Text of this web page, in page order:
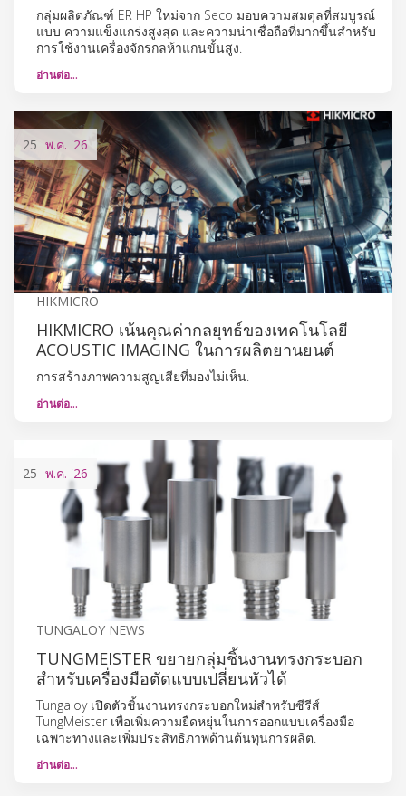
กลุ่มผลิตภัณฑ์ ER HP ใหม่จาก Seco มอบความสมดุลที่สมบูรณ์
แบบ ความแข็งแกร่งสูงสุด และความน่าเชื่อถือที่มากขึ้นสำหรับ
การใช้งานเครื่องจักรกลห้าแกนขั้นสูง.
อ่านต่อ…
25 พ.ค. '26
HIKMICRO
HIKMICRO เน้นคุณค่ากลยุทธ์ของเทคโนโลยี
ACOUSTIC IMAGING ในการผลิตยานยนต์
การสร้างภาพความสูญเสียที่มองไม่เห็น.
อ่านต่อ…
25 พ.ค. '26
TUNGALOY NEWS
TUNGMEISTER ขยายกลุ่มชิ้นงานทรงกระบอก
สำหรับเครื่องมือตัดแบบเปลี่ยนหัวได้
Tungaloy เปิดตัวชิ้นงานทรงกระบอกใหม่สำหรับซีรีส์
TungMeister เพื่อเพิ่มความยืดหยุ่นในการออกแบบเครื่องมือ
เฉพาะทางและเพิ่มประสิทธิภาพด้านต้นทุนการผลิต.
อ่านต่อ…